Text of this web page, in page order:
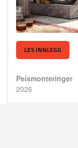
LES INNLEGG
Peismonteringer
2026